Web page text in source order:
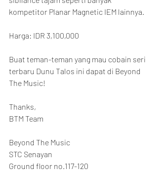
kompetitor Planar Magnetic IEM lainnya.
Harga: IDR 3,100,000
Buat teman-teman yang mau cobain seri
terbaru Dunu Talos ini dapat di Beyond
The Music!
Thanks,
BTM Team
Beyond The Music
STC Senayan
Ground floor no.117-120